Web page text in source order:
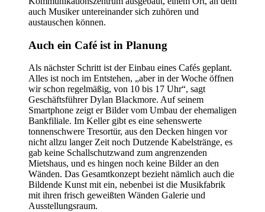
auch Musiker untereinander sich zuhören und
austauschen können.
Auch ein Café ist in Planung
Als nächster Schritt ist der Einbau eines Cafés geplant.
Alles ist noch im Entstehen, „aber in der Woche öffnen
wir schon regelmäßig, von 10 bis 17 Uhr“, sagt
Geschäftsführer Dylan Blackmore. Auf seinem
Smartphone zeigt er Bilder vom Umbau der ehemaligen
Bankfiliale. Im Keller gibt es eine sehenswerte
tonnenschwere Tresortür, aus den Decken hingen vor
nicht allzu langer Zeit noch Dutzende Kabelstränge, es
gab keine Schallschutzwand zum angrenzenden
Mietshaus, und es hingen noch keine Bilder an den
Wänden. Das Gesamtkonzept bezieht nämlich auch die
Bildende Kunst mit ein, nebenbei ist die Musikfabrik
mit ihren frisch geweißten Wänden Galerie und
Ausstellungsraum.